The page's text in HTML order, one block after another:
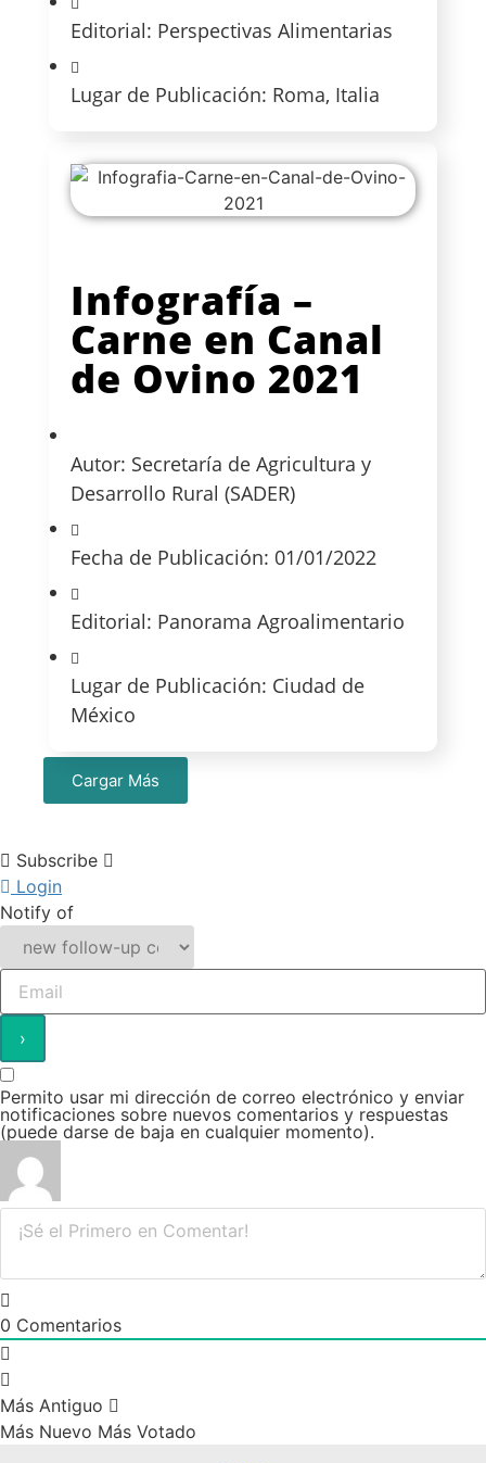
Editorial: Perspectivas Alimentarias
Lugar de Publicación: Roma, Italia
Infografía –
Carne en Canal
de Ovino 2021
Autor: Secretaría de Agricultura y
Desarrollo Rural (SADER)
Fecha de Publicación: 01/01/2022
Editorial: Panorama Agroalimentario
Lugar de Publicación: Ciudad de
México
Cargar Más
Subscribe
Login
Notify of
Permito usar mi dirección de correo electrónico y enviar
notificaciones sobre nuevos comentarios y respuestas
(puede darse de baja en cualquier momento).
0 Comentarios
Más Antiguo
Más Nuevo Más Votado